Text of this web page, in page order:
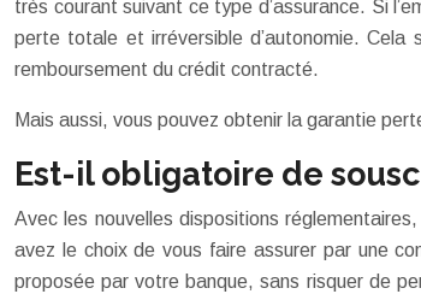
très courant suivant ce type d’assurance. Si
perte totale et irréversible d’autonomie. Cela
remboursement du crédit contracté.
Mais aussi, vous pouvez obtenir la garantie
Est-il obligatoire de
Avec les nouvelles dispositions
avez le choix de vous faire assurer par une
proposée par votre banque, sans risquer de